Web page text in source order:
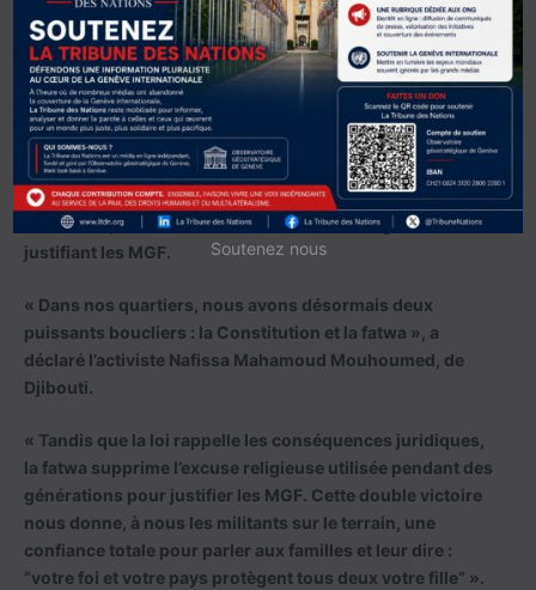
situation
Dans de nombreux pays où les mutilations génitales
féminines restent profondément ancrées, de nouvelles
législations contribuent peu à peu à inverser la tendance.
À Djibouti, en Érythrée et en Somalie, des érudits
islamiques ont publié en 2025 une fatwa nationale
affirmant qu’il n’existe aucun fondement religieux
justifiant les MGF.
« Dans nos quartiers, nous avons désormais deux
puissants boucliers : la Constitution et la fatwa », a
déclaré l’activiste Nafissa Mahamoud Mouhoumed, de
Djibouti.
« Tandis que la loi rappelle les conséquences juridiques,
la fatwa supprime l’excuse religieuse utilisée pendant des
générations pour justifier les MGF. Cette double victoire
nous donne, à nous les militants sur le terrain, une
confiance totale pour parler aux familles et leur dire :
“votre foi et votre pays protègent tous deux votre fille” ».
Soutenez nous